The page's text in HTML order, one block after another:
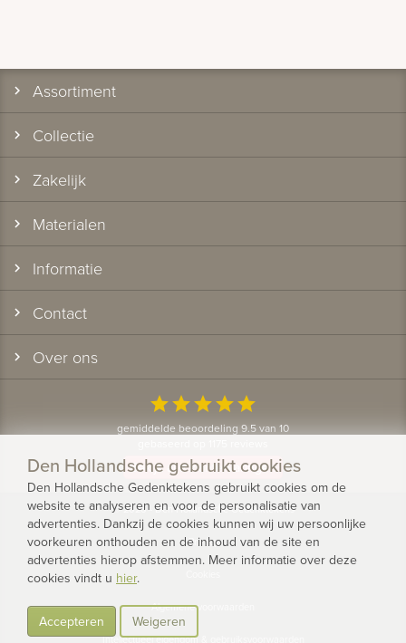
Assortiment
Collectie
Zakelijk
Materialen
Informatie
Contact
Over ons
starstarstarstarstar
gemiddelde beoordeling 9.5 van 10
Bekijk alle klantervaringen
© 2026 - Den Hollandsche Gedenktekens
Privacy
Algemene voorwaarden
Intellectueel eigendom & gebruiksvoorwaarden
Den Hollandsche gebruikt cookies
Den Hollandsche Gedenktekens gebruikt cookies om de
website te analyseren en voor de personalisatie van
advertenties. Dankzij de cookies kunnen wij uw persoonlijke
voorkeuren onthouden en de inhoud van de site en
advertenties hierop afstemmen. Meer informatie over deze
cookies vindt u hier.
Accepteren Weigeren